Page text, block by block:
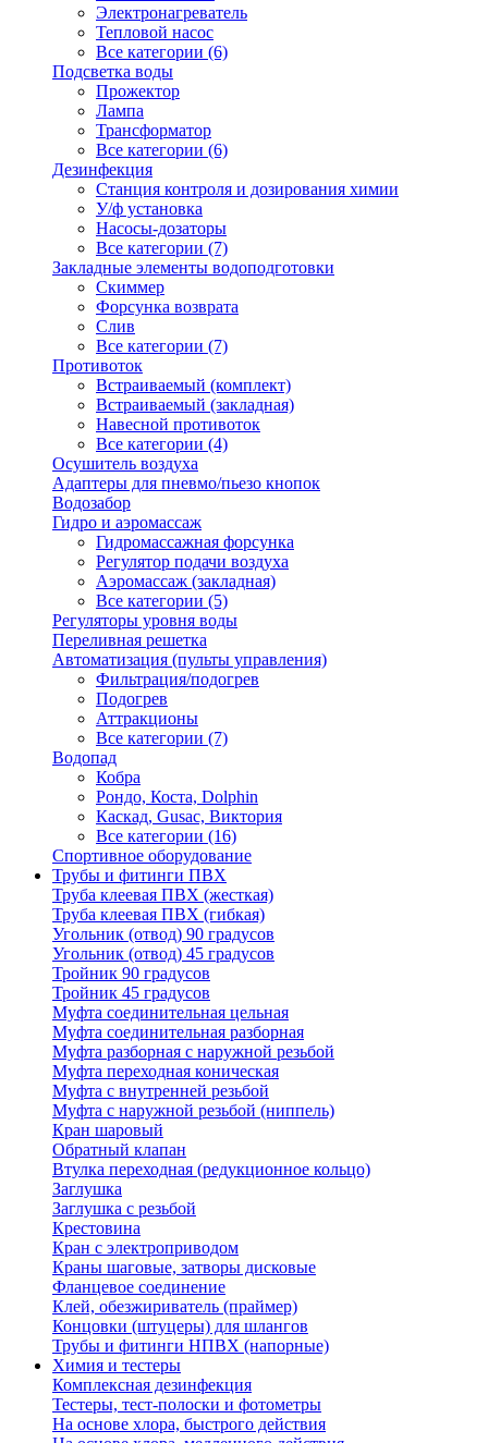
Электронагреватель
Тепловой насос
Все категории (6)
Подсветка воды
Прожектор
Лампа
Трансформатор
Все категории (6)
Дезинфекция
Станция контроля и дозирования химии
У/ф установка
Насосы-дозаторы
Все категории (7)
Закладные элементы водоподготовки
Скиммер
Форсунка возврата
Слив
Все категории (7)
Противоток
Встраиваемый (комплект)
Встраиваемый (закладная)
Навесной противоток
Все категории (4)
Осушитель воздуха
Адаптеры для пневмо/пьезо кнопок
Водозабор
Гидро и аэромассаж
Гидромассажная форсунка
Регулятор подачи воздуха
Аэромассаж (закладная)
Все категории (5)
Регуляторы уровня воды
Переливная решетка
Автоматизация (пульты управления)
Фильтрация/подогрев
Подогрев
Аттракционы
Все категории (7)
Водопад
Кобра
Рондо, Коста, Dolphin
Каскад, Gusac, Виктория
Все категории (16)
Спортивное оборудование
Трубы и фитинги ПВХ
Труба клеевая ПВХ (жесткая)
Труба клеевая ПВХ (гибкая)
Угольник (отвод) 90 градусов
Угольник (отвод) 45 градусов
Тройник 90 градусов
Тройник 45 градусов
Муфта соединительная цельная
Муфта соединительная разборная
Муфта разборная с наружной резьбой
Муфта переходная коническая
Муфта с внутренней резьбой
Муфта с наружной резьбой (ниппель)
Кран шаровый
Обратный клапан
Втулка переходная (редукционное кольцо)
Заглушка
Заглушка с резьбой
Крестовина
Кран с электроприводом
Краны шаговые, затворы дисковые
Фланцевое соединение
Клей, обезжириватель (праймер)
Концовки (штуцеры) для шлангов
Трубы и фитинги НПВХ (напорные)
Химия и тестеры
Комплексная дезинфекция
Тестеры, тест-полоски и фотометры
На основе хлора, быстрого действия